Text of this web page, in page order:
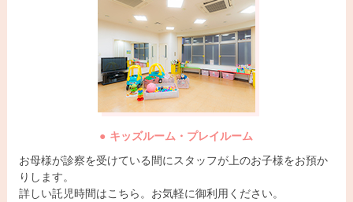
キッズルーム・プレイルーム
お母様が診察を受けている間にスタッフが上のお子様をお預か
りします。
詳しい託児時間はこちら。お気軽に御利用ください。